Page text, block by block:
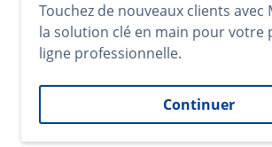
Touchez de nouveaux clients avec
la solution clé en main pour votre
ligne professionnelle.
Continuer